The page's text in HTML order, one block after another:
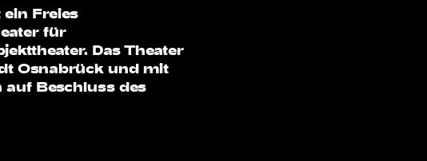
Freies
für
Das Theater
Osnabrück und mit
auf Beschluss des